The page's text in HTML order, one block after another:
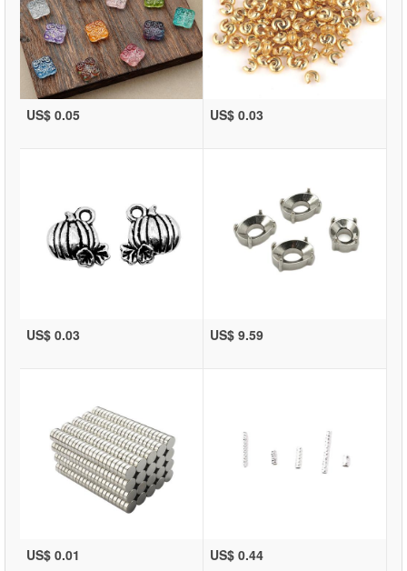
US$ 0.05 US$ 0.03
US$ 0.03 US$ 9.59
US$ 0.01 US$ 0.44